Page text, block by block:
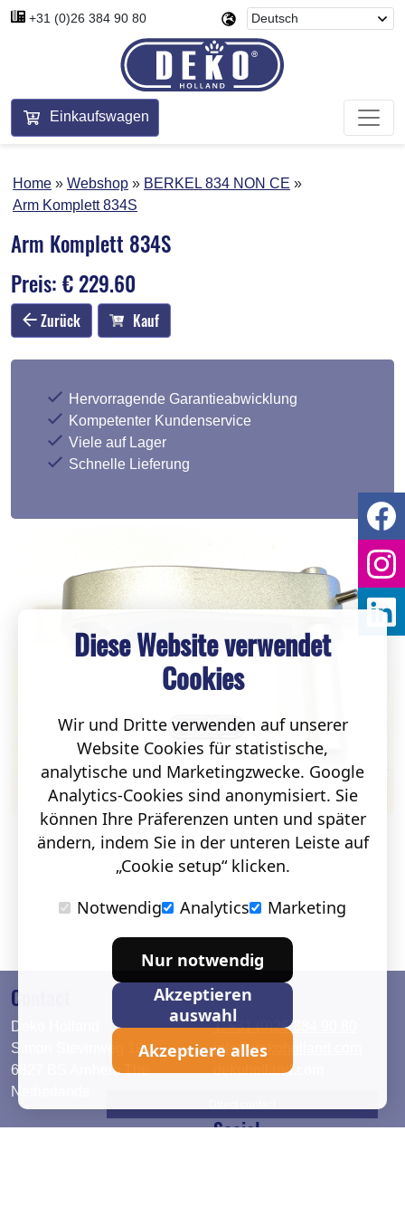
+31 (0)26 384 90 80
Einkaufswagen
Home Webshop
BERKEL 834 NON CE
Arm Komplett 834S
Arm Komplett 834S
Preis: € 229.60
Zurück Kauf
Hervorragende Garantieabwicklung
Kompetenter Kundenservice
Viele auf Lager
Schnelle Lieferung
Contact
Deko Holland
Simon Stevinweg 19
6827 BS Arnhem The
Netherlands
T. +31 (0)26 384 90 80
info@dekoholland.com
dekoholland.com
Social
Diese Website verwendet
Cookies
Wir und Dritte verwenden auf unserer
Website Cookies für statistische,
analytische und Marketingzwecke. Google
Analytics-Cookies sind anonymisiert. Sie
können Ihre Präferenzen unten und später
ändern, indem Sie in der unteren Leiste auf
„Cookie setup“ klicken.
Notwendig
Analytics Marketing
Nur notwendig
Akzeptieren
auswahl
Akzeptiere alles